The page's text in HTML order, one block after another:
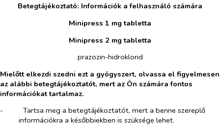
Betegtájékoztató: Információk a felhasználó számára
Minipress 1 mg tabletta
Minipress 2 mg tabletta
prazozin-hidroklorid
Mielőtt elkezdi szedni ezt a gyógyszert, olvassa el figyelmesen
az alábbi betegtájékoztatót, mert az Ön számára fontos
információkat tartalmaz.
-​
Tartsa meg a betegtájékoztatót, mert a benne szereplő
információkra a későbbiekben is szüksége lehet.